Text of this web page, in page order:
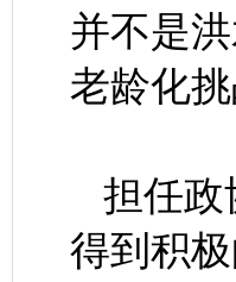
并不是
老龄化挑
担任政
得到积